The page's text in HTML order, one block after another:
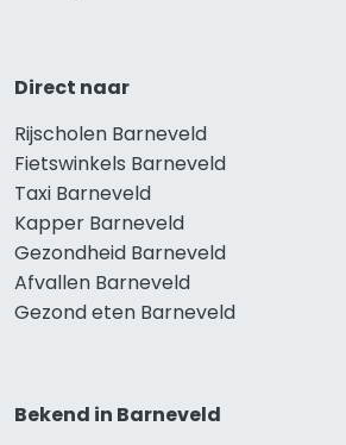
Direct naar
Rijscholen Barneveld
Fietswinkels Barneveld
Taxi Barneveld
Kapper Barneveld
Gezondheid Barneveld
Afvallen Barneveld
Gezond eten Barneveld
Bekend in Barneveld